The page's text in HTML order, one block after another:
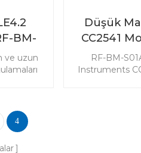
BM-
ve uzun
Düşük
CC2541
RF-BM-
Instruments
4